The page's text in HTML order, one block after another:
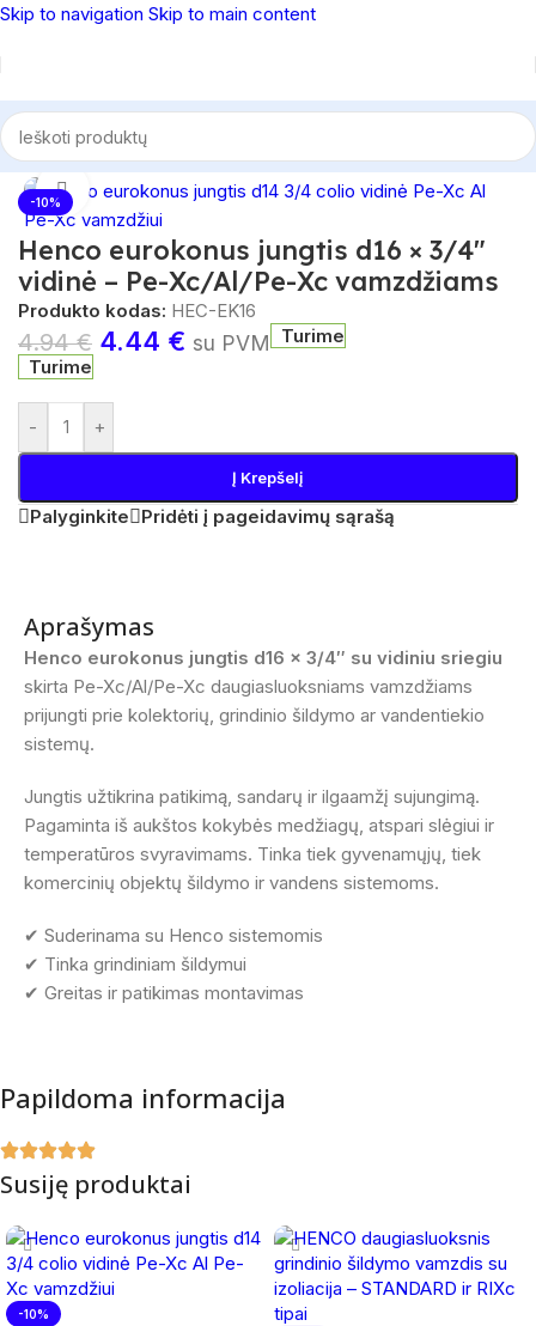
Skip to navigation Skip to main content
Pradžia/Vandens tiekimo sistemos/Priedai
-10%
Spustelėkite, norėdami padidinti
Henco eurokonus jungtis d16 × 3/4″
vidinė – Pe-Xc/Al/Pe-Xc vamzdžiams
Produkto kodas: HEC-EK16
4.94€ 4.44 € su PVM
Turime
Turime
- +
Į Krepšelį
Palyginkite Pridėti į pageidavimų sąrašą
Aprašymas
Henco eurokonus jungtis d16 × 3/4″ su vidiniu sriegiu
skirta Pe-Xc/Al/Pe-Xc daugiasluoksniams vamzdžiams
prijungti prie kolektorių, grindinio šildymo ar vandentiekio
sistemų.
Jungtis užtikrina patikimą, sandarų ir ilgaamžį sujungimą.
Pagaminta iš aukštos kokybės medžiagų, atspari slėgiui ir
temperatūros svyravimams. Tinka tiek gyvenamųjų, tiek
komercinių objektų šildymo ir vandens sistemoms.
✔ Suderinama su Henco sistemomis
✔ Tinka grindiniam šildymui
✔ Greitas ir patikimas montavimas
Papildoma informacija
Susiję produktai
-10%